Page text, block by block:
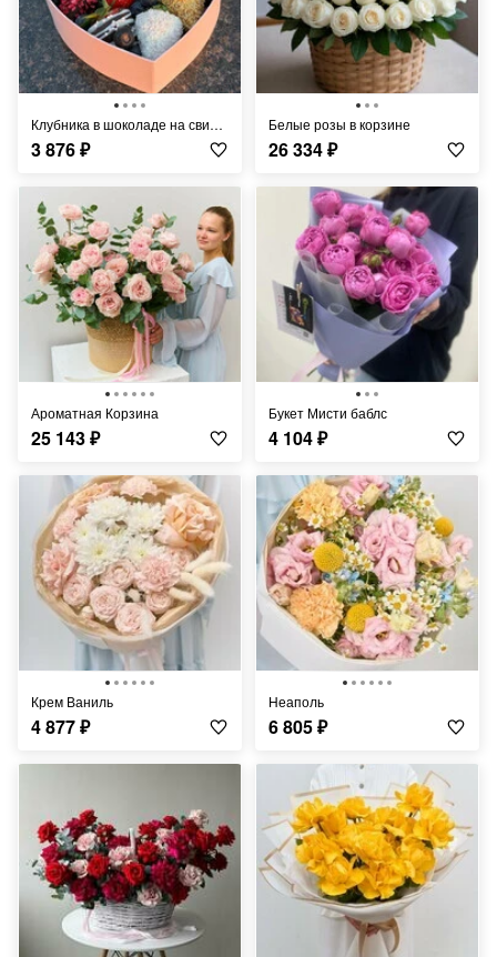
Клубника в шоколаде на свидание
3 876₽
Белые розы в корзине
26 334₽
Ароматная Корзина
25 143₽
Букет Мисти баблс
4 104₽
Крем Ваниль
4 877₽
Неаполь
6 805₽